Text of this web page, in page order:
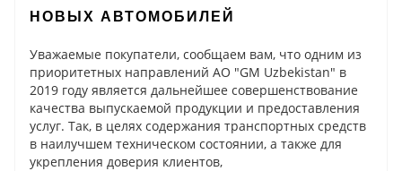
НОВЫХ АВТОМОБИЛЕЙ
Уважаемые покупатели, сообщаем вам, что одним из
приоритетных направлений АО "GM Uzbekistan" в
2019 году является дальнейшее совершенствование
качества выпускаемой продукции и предоставления
услуг. Так, в целях содержания транспортных средств
в наилучшем техническом состоянии, а также для
укрепления доверия клиентов,